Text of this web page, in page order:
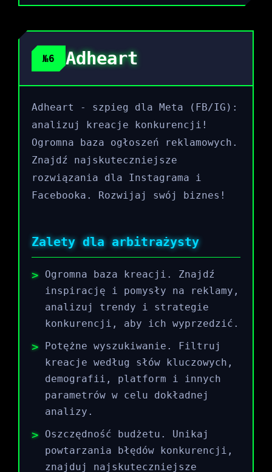
№6 Adheart
Adheart - szpieg dla Meta (FB/IG):
analizuj kreacje konkurencji!
Ogromna baza ogłoszeń reklamowych.
Znajdź najskuteczniejsze
rozwiązania dla Instagrama i
Facebooka. Rozwijaj swój biznes!
Zalety dla arbitrażysty
Ogromna baza kreacji. Znajdź
inspirację i pomysły na reklamy,
analizuj trendy i strategie
konkurencji, aby ich wyprzedzić.
Potężne wyszukiwanie. Filtruj
kreacje według słów kluczowych,
demografii, platform i innych
parametrów w celu dokładnej
analizy.
Oszczędność budżetu. Unikaj
powtarzania błędów konkurencji,
znajduj najskuteczniejsze